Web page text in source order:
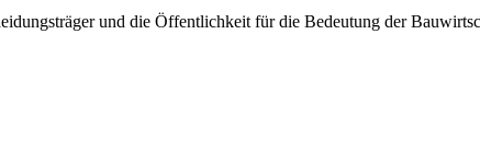
und die Öffentlichkeit für die Bedeutung der